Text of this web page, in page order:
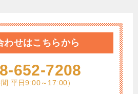
わせはこちらから
652-7208
間 平日9:00～17:00）